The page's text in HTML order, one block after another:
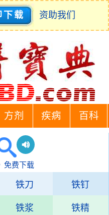
下载 资助我们
方剂 疾病 百科
免费下载
铁刀 铁钉
铁浆 铁精